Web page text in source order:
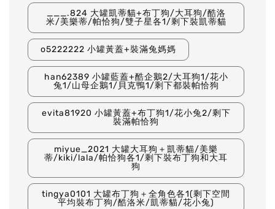
___.824 大罐凱蒂貓+布丁狗/大耳狗/酷洛
米/美樂蒂/帕恰狗/雙子星各1/剩下裝凱蒂貓
o5222222 小罐黃蓋+裝滿兔媽媽
han62389 小罐藍蓋+酷企鵝2/大耳狗1/花小
兔1/山母企鵝1/貝克鴨1/剩下都裝帕恰狗
evita81920 小罐黃蓋+布丁狗1/花小兔2/剩下
裝滿帕恰狗
miyue_2021 大罐大耳狗＋凱蒂貓/美樂
蒂/kiki/lala/帕恰狗各1/剩下裝布丁狗和大耳
狗
tingya0101 大罐布丁狗＋全角色各1(剩下空間
平均裝布丁狗/酷洛米/凱蒂貓/花小兔)